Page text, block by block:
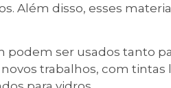
Além disso, esses
podem ser usados tanto
trabalhos, com tintas